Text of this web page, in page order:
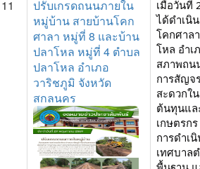
11
ปรับเกรดถนนภายใน
หมู่บ้าน สายบ้านโคก
ศาลา หมู่ที่ 8 และบ้าน
ปลาโหล หมู่ที่ 4 ตำบล
ปลาโหล อำเภอ
วาริชภูมิ จังหวัด
สกลนคร
เมื่อวันที่
ได้ดำเนิ
โคกศาล
โหล อำเ
สภาพถน
การสัญจ
สะดวกใ
ต้นทุนแล
เกษตรกร
การดำเ
เทศบาล